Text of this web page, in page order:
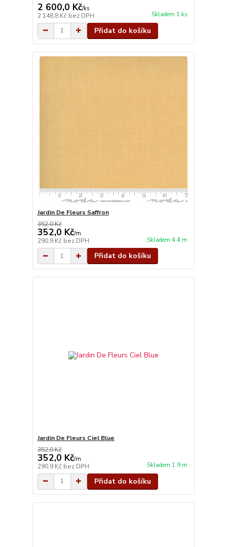
2 600,0 Kč/ks
2 148,8 Kč bez DPH Skladem 1 ks
Přidat do košíku
Jardin De Fleurs Saffron
352,0 Kč
352,0 Kč/m
290,9 Kč bez DPH Skladem 4.4 m
Přidat do košíku
Jardin De Fleurs Ciel Blue
352,0 Kč
352,0 Kč/m
290,9 Kč bez DPH Skladem 1.9 m
Přidat do košíku